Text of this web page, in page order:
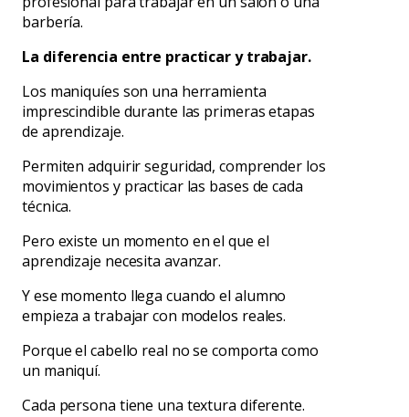
barbería.
La diferencia entre practicar y trabajar.
Los maniquíes son una herramienta
imprescindible durante las primeras etapas
de aprendizaje.
Permiten adquirir seguridad, comprender los
movimientos y practicar las bases de cada
técnica.
Pero existe un momento en el que el
aprendizaje necesita avanzar.
Y ese momento llega cuando el alumno
empieza a trabajar con modelos reales.
Porque el cabello real no se comporta como
un maniquí.
Cada persona tiene una textura diferente.